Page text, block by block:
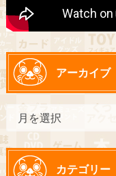
アーカイブ
カテゴリー